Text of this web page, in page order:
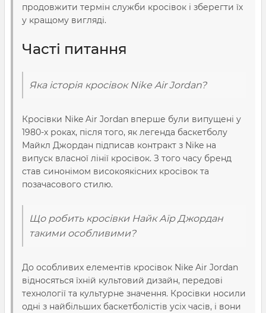
продовжити термін служби кросівок і зберегти їх
у кращому вигляді.
Часті питання
Яка історія кросівок Nike Air Jordan?
Кросівки Nike Air Jordan вперше були випущені у
1980-х роках, після того, як легенда баскетболу
Майкл Джордан підписав контракт з Nike на
випуск власної лінії кросівок. З того часу бренд
став синонімом високоякісних кросівок та
позачасового стилю.
Що робить кросівки Найк Аїр Джордан
такими особливими?
До особливих елементів кросівок Nike Air Jordan
відносяться їхній культовий дизайн, передові
технології та культурне значення. Кросівки носили
одні з найбільших баскетболістів усіх часів, і вони